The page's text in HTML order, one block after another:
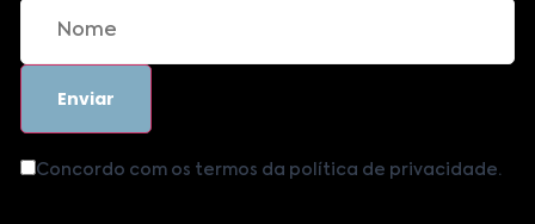
Concordo com os termos da política de privacidade.